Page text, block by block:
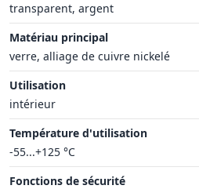
transparent, argent
Matériau principal
verre, alliage de cuivre nickelé
Utilisation
intérieur
Température d'utilisation
-55...+125 °C
Fonctions de sécurité